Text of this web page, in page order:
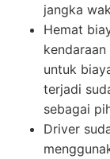
jangka
Hemat
untuk
terjadi
sebagai
Driver